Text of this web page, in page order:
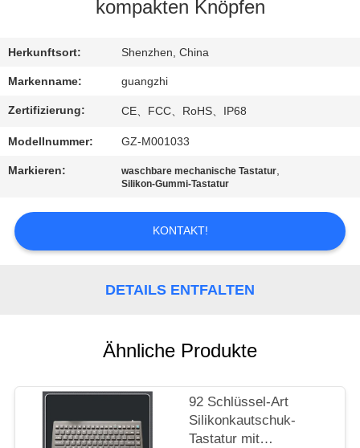
SIE
MIT
UNS
IN
VERBINDUNG
FORDERN
SIE
PRIVACY
POLICY
kompakten Knöpfen
Herkunftsort: Shenzhen, China
Markenname: guangzhi
Zertifizierung: CE、FCC、RoHS、IP68
Modellnummer: GZ-M001033
Markieren: waschbare mechanische Tastatur,
Silikon-Gummi-Tastatur
KONTAKT!
DETAILS ENTFALTEN
Ähnliche Produkte
92 Schlüssel-Art
Silikonkautschuk-
Tastatur mit